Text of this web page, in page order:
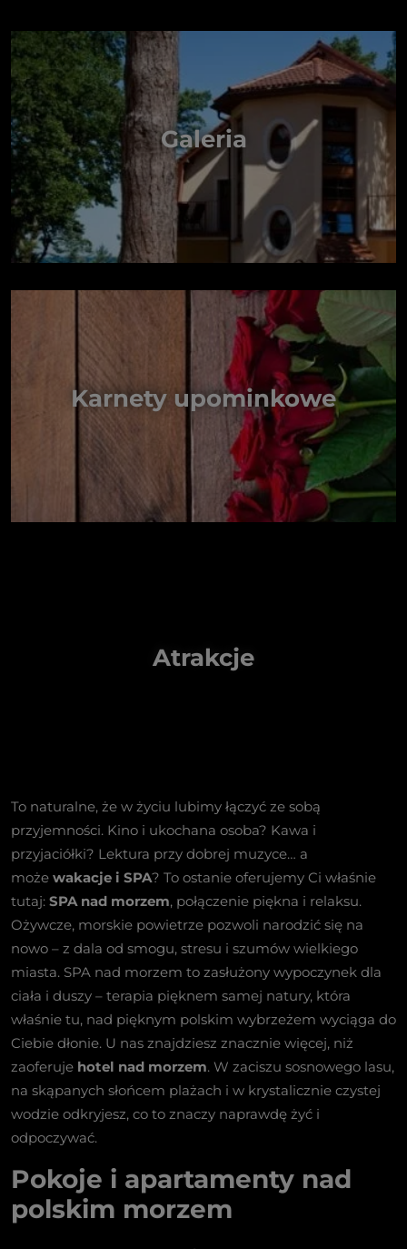
Galeria
Karnety upominkowe
Atrakcje
To naturalne, że w życiu lubimy łączyć ze sobą
przyjemności. Kino i ukochana osoba? Kawa i
przyjaciółki? Lektura przy dobrej muzyce… a
może wakacje i SPA? To ostanie oferujemy Ci właśnie
tutaj: SPA nad morzem, połączenie piękna i relaksu.
Ożywcze, morskie powietrze pozwoli narodzić się na
nowo – z dala od smogu, stresu i szumów wielkiego
miasta. SPA nad morzem to zasłużony wypoczynek dla
ciała i duszy – terapia pięknem samej natury, która
właśnie tu, nad pięknym polskim wybrzeżem wyciąga do
Ciebie dłonie. U nas znajdziesz znacznie więcej, niż
zaoferuje hotel nad morzem. W zaciszu sosnowego lasu,
na skąpanych słońcem plażach i w krystalicznie czystej
wodzie odkryjesz, co to znaczy naprawdę żyć i
odpoczywać.
Pokoje i apartamenty nad
polskim morzem